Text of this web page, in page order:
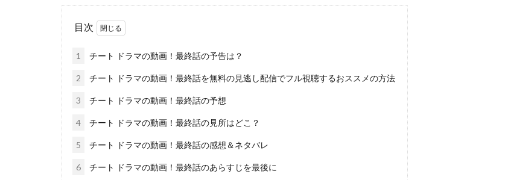
目次
1 チート ドラマの動画！最終話の予告は？
2 チート ドラマの動画！最終話を無料の見逃し配信でフル視聴するおススメの方法
3 チート ドラマの動画！最終話の予想
4 チート ドラマの動画！最終話の見所はどこ？
5 チート ドラマの動画！最終話の感想＆ネタバレ
6 チート ドラマの動画！最終話のあらすじを最後に